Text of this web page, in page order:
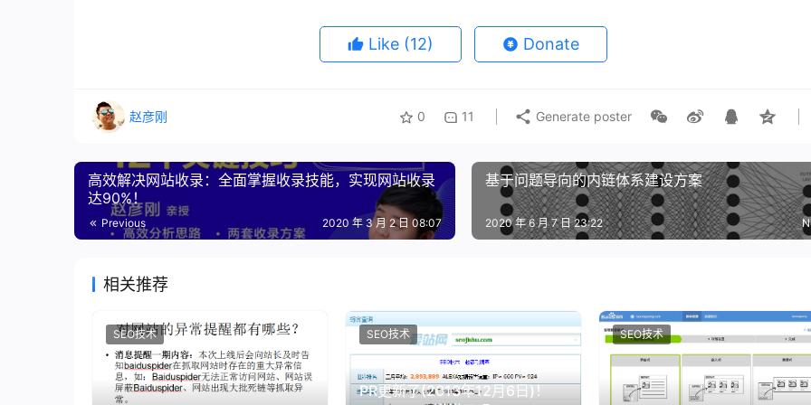
Like (12) Donate
赵彦刚 0 11 Generate poster
高效解决网站收录：全面掌握收录技能，实现网站收录
达90%！
Previous 2020 年 3 月 2 日 08:07
基于问题导向的内链体系建设方案
2020 年 6 月 7 日 23:22
相关推荐
SEO技术
PR更新了(2013年12月6日)！
SEO技术 SEO技术